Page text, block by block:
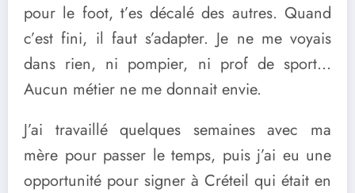
pour le foot, t’es décalé des autres. Quand
c’est fini, il faut s’adapter. Je ne me voyais
dans rien, ni pompier, ni prof de sport…
Aucun métier ne me donnait envie.
J’ai travaillé quelques semaines avec ma
mère pour passer le temps, puis j’ai eu une
opportunité pour signer à Créteil qui était en